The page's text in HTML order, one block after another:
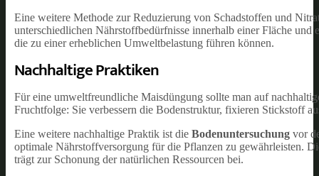
Eine weitere Methode zur Reduzierung von Schadstoffen und
unterschiedlichen Nährstoffbedürfnisse innerhalb einer Fläche
die zu einer erheblichen Umweltbelastung führen können.
Nachhaltige Praktiken
Für eine umweltfreundliche Maisdüngung sollte man auf
Fruchtfolge: Sie verbessern die Bodenstruktur, fixieren Stickstoff
Eine weitere nachhaltige Praktik ist die Bodenuntersuchung vor
optimale Nährstoffversorgung für die Pflanzen zu gewährleisten.
trägt zur Schonung der natürlichen Ressourcen bei.